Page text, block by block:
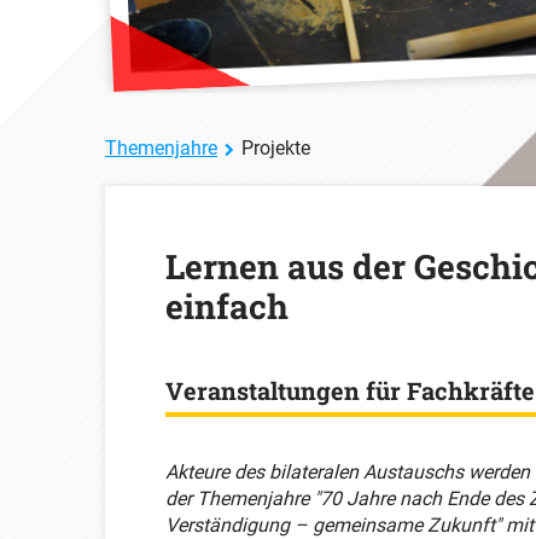
Themenjahre Projekte
Lernen aus der
einfach
Veranstaltungen für
Akteure des bilateralen Austauschs
der Themenjahre "70 Jahre nach Ende
Verständigung – gemeinsame Zukunft"